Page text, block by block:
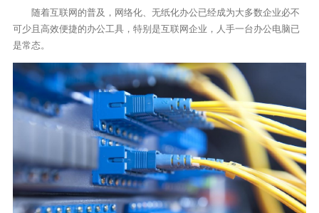
随着互联网的普及，网络化、无纸化办公已经成为大多数企业必不
可少且高效便捷的办公工具，特别是互联网企业，人手一台办公电脑已
是常态。